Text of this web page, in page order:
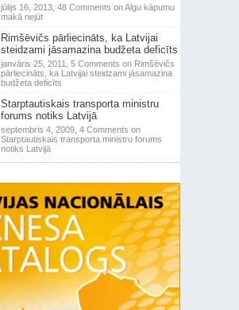
jūlijs 16, 2013, 48 Comments on Algu kāpumu
makā nejūt
Rimšēvičs pārliecināts, ka Latvijai
steidzami jāsamazina budžeta deficīts
janvāris 25, 2011, 5 Comments on Rimšēvičs
pārliecināts, ka Latvijai steidzami jāsamazina
budžeta deficīts
Starptautiskais transporta ministru
forums notiks Latvijā
septembris 4, 2009, 4 Comments on
Starptautiskais transporta ministru forums
notiks Latvijā